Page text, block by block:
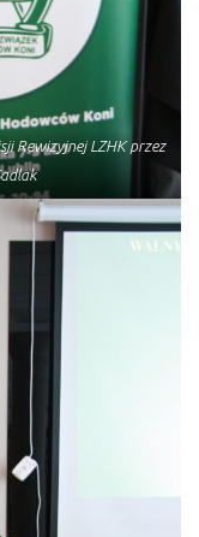
Rewizyjnej LZHK przez